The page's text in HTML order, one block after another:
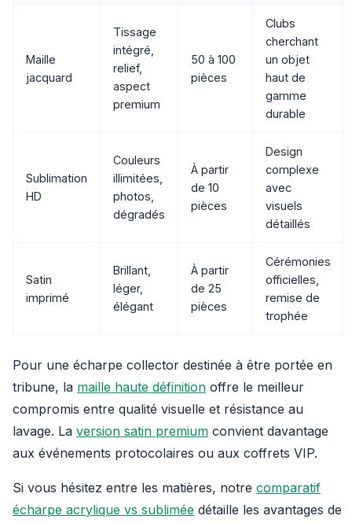
Maille
jacquard
Tissage
intégré,
relief,
aspect
premium
50 à 100
pièces
Clubs
cherchant
un objet
haut de
gamme
durable
Sublimation
HD
Couleurs
illimitées,
photos,
dégradés
À partir
de 10
pièces
Design
complexe
avec
visuels
détaillés
Satin
imprimé
Brillant,
léger,
élégant
À partir
de 25
pièces
Cérémonies
officielles,
remise de
trophée
Pour une écharpe collector destinée à être portée en
tribune, la maille haute définition offre le meilleur
compromis entre qualité visuelle et résistance au
lavage. La version satin premium convient davantage
aux événements protocolaires ou aux coffrets VIP.
Si vous hésitez entre les matières, notre comparatif
écharpe acrylique vs sublimée détaille les avantages de